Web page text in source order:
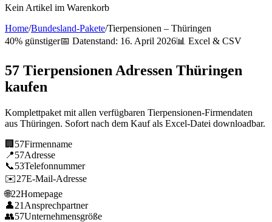
Kein Artikel im Warenkorb
Home/Bundesland-Pakete/Tierpensionen – Thüringen
40% günstiger📅 Datenstand: 16. April 2026📊 Excel & CSV
57 Tierpensionen Adressen Thüringen
kaufen
Komplettpaket mit allen verfügbaren Tierpensionen-Firmendaten
aus Thüringen. Sofort nach dem Kauf als Excel-Datei downloadbar.
🏢 57Firmenname
📍57Adresse
📞53Telefonnummer
✉️27E-Mail-Adresse
🌐22Homepage
👤21 Ansprechpartner
👥57Unternehmensgröße